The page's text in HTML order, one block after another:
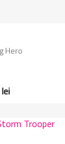
rapida
Hero